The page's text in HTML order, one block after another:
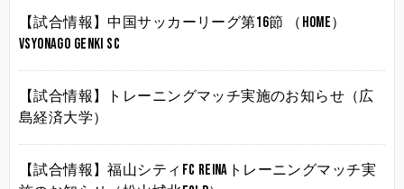
【試合情報】中国サッカーリーグ第16節 （HOME）
vsYonago Genki SC
【試合情報】トレーニングマッチ実施のお知らせ（広
島経済大学）
【試合情報】福山シティFC Reinaトレーニングマッチ実